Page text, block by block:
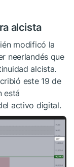
alcista
modificó la
neerlandés que
alcista.
este 19 de
está
activo digital.